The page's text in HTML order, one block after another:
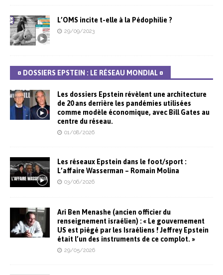
L’OMS incite t-elle à la Pédophilie ?
29/09/2023
¤ DOSSIERS EPSTEIN : LE RÉSEAU MONDIAL ¤
Les dossiers Epstein révèlent une architecture
de 20 ans derrière les pandémies utilisées
comme modèle économique, avec Bill Gates au
centre du réseau.
01/08/2026
Les réseaux Epstein dans le foot/sport :
L’affaire Wasserman – Romain Molina
03/06/2026
Ari Ben Menashe (ancien officier du
renseignement israélien) : « Le gouvernement
US est piégé par les Israéliens ! Jeffrey Epstein
était l’un des instruments de ce complot. »
29/05/2026